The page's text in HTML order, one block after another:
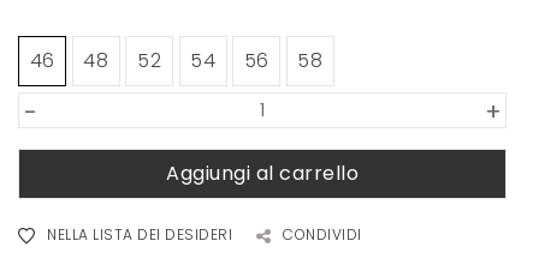
46 48 52 54 56 58
+
-
Aggiungi al carrello
NELLA LISTA DEI DESIDERI CONDIVIDI